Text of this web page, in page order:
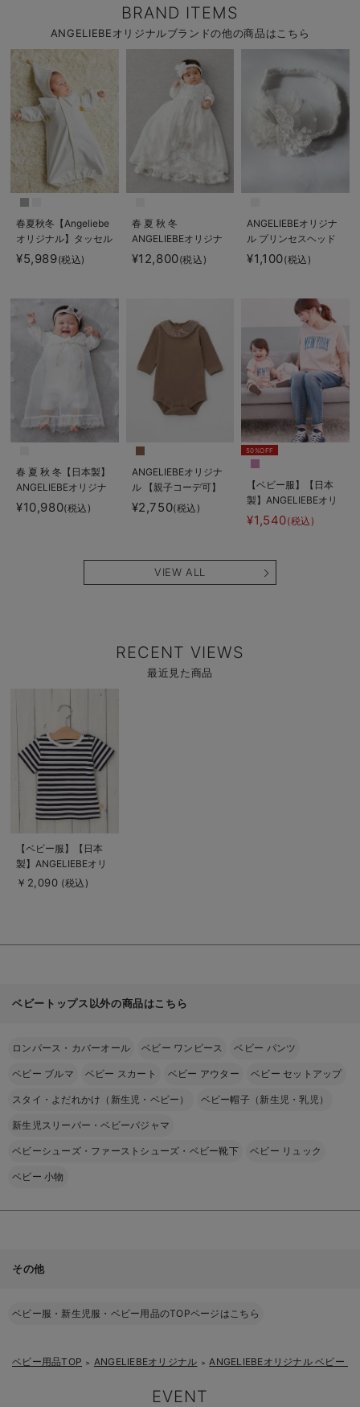
BRAND ITEMS
ANGELIEBEオリジナルブランドの他の商品はこちら
春夏秋冬【Angeliebe
オリジナル】タッセル
付きおめかしドレス＆
帽子セット
¥5,989(税込)
春 夏 秋 冬
ANGELIEBEオリジナ
ル プリンセスセレモ
ニードレス
¥12,800(税込)
ANGELIEBEオリジナ
ル プリンセスヘッド
ドレス
¥1,100(税込)
春 夏 秋 冬【日本製】
ANGELIEBEオリジナ
ル リバティ小花柄
セレモニードレス
¥10,980(税込)
ANGELIEBEオリジナ
ル 【親子コーデ可】
フリル衿テレコボディ
¥2,750(税込)
50%OFF
【ベビー服】【日本
製】ANGELIEBEオリ
ジナルカレッジロゴロ
ンパース
¥1,540(税込)
VIEW ALL
RECENT VIEWS
最近見た商品
る
商
品
詳
を
【ベビー服】【日本
製】ANGELIEBEオリ
ジナル ボーダーTシャ
￥2,090 (税込)
ベビートップス以外の商品はこちら
ロンパース・カバーオール ベビー ワンピース ベビー パンツ
ベビー ブルマ ベビー スカート ベビー アウター ベビー セットアップ
スタイ・よだれかけ（新生児・ベビー） ベビー帽子（新生児・乳児）
新生児スリーパー・ベビーパジャマ
ベビーシューズ・ファーストシューズ・ベビー靴下 ベビー リュック
ベビー 小物
その他
ベビー服・新生児服・ベビー用品のTOPページはこちら
ベビー用品TOP ＞ ANGELIEBEオリジナル ＞ ANGELIEBEオリジナル ベビート
EVENT